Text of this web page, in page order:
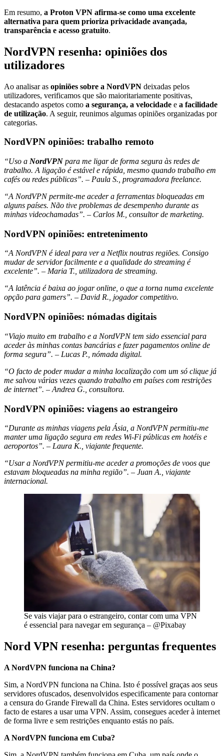
Em resumo, a Proton VPN afirma-se como uma excelente
alternativa para quem prioriza privacidade avançada,
transparência e acesso gratuito.
NordVPN resenha: opiniões dos
utilizadores
Ao analisar as opiniões sobre a NordVPN deixadas pelos
utilizadores, verificamos que são maioritariamente positivas,
destacando aspetos como a segurança, a velocidade e a facilidade
de utilização. A seguir, reunimos algumas opiniões organizadas por
categorias.
NordVPN opiniões: trabalho remoto
“Uso a NordVPN para me ligar de forma segura às redes de
trabalho. A ligação é estável e rápida, mesmo quando trabalho em
cafés ou redes públicas”. – Paula S., programadora freelance.
“A NordVPN permite-me aceder a ferramentas bloqueadas em
alguns países. Não tive problemas de desempenho durante as
minhas videochamadas”. – Carlos M., consultor de marketing.
NordVPN opiniões: entretenimento
“A NordVPN é ideal para ver a Netflix noutras regiões. Consigo
mudar de servidor facilmente e a qualidade do streaming é
excelente”. – Maria T., utilizadora de streaming.
“A latência é baixa ao jogar online, o que a torna numa excelente
opção para gamers”. – David R., jogador competitivo.
NordVPN opiniões: nómadas digitais
“Viajo muito em trabalho e a NordVPN tem sido essencial para
aceder às minhas contas bancárias e fazer pagamentos online de
forma segura”. – Lucas P., nómada digital.
“O facto de poder mudar a minha localização com um só clique já
me salvou várias vezes quando trabalho em países com restrições
de internet”. – Andrea G., consultora.
NordVPN opiniões: viagens ao estrangeiro
“Durante as minhas viagens pela Ásia, a NordVPN permitiu-me
manter uma ligação segura em redes Wi-Fi públicas em hotéis e
aeroportos”. – Laura K., viajante frequente.
“Usar a NordVPN permitiu-me aceder a promoções de voos que
estavam bloqueadas na minha região”. – Juan A., viajante
internacional.
Se vais viajar para o estrangeiro, contar com uma VPN
é essencial para navegar em segurança – @Pixabay
Nord VPN resenha: perguntas frequentes
A NordVPN funciona na China?
Sim, a NordVPN funciona na China. Isto é possível graças aos seus
servidores ofuscados, desenvolvidos especificamente para contornar
a censura do Grande Firewall da China. Estes servidores ocultam o
facto de estares a usar uma VPN. Assim, consegues aceder à internet
de forma livre e sem restrições enquanto estás no país.
A NordVPN funciona em Cuba?